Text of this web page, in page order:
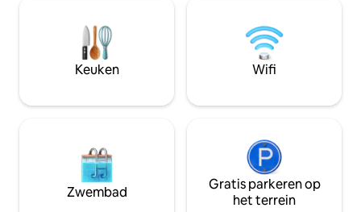
hebben. Wij richten ons op het bieden
van alle mogelijke gemakken in een
natuurlijke omgeving. Wij nodigen je uit
om een aantal onvergetelijke dagen
terras met
biedt alles wat je
een langer
voelen
Keuken Wifi
Zwembad
Gratis parkeren op
het terrein